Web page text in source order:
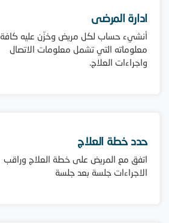
ادارة المرضى
أنشيء حساب لكل مريض وخزّن عليه كافة
معلوماته التي تشمل معلومات الاتصال
واجراءات العلاج.
حدد خطة العلاج
اتفق مع المريض على خطة العلاج وراقب
الاجراءات جلسة بعد جلسة